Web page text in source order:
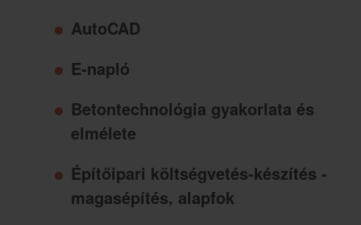
AutoCAD
E-napló
Betontechnológia gyakorlata és
elmélete
Építőipari költségvetés-készítés -
magasépítés, alapfok